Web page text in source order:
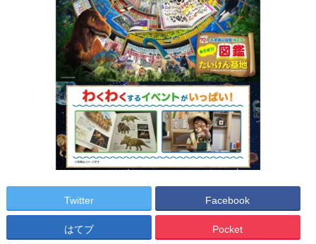
Twitter Facebook
はてブ Pocket